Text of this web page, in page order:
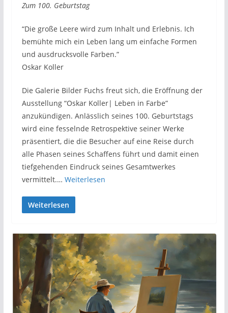
Zum 100. Geburtstag
“Die große Leere wird zum Inhalt und Erlebnis. Ich
bemühte mich ein Leben lang um einfache Formen
und ausdrucksvolle Farben.”
Oskar Koller
Die Galerie Bilder Fuchs freut sich, die Eröffnung der
Ausstellung “Oskar Koller| Leben in Farbe”
anzukündigen. Anlässlich seines 100. Geburtstags
wird eine fesselnde Retrospektive seiner Werke
präsentiert, die die Besucher auf eine Reise durch
alle Phasen seines Schaffens führt und damit einen
tiefgehenden Eindruck seines Gesamtwerkes
vermittelt.… Weiterlesen
Weiterlesen